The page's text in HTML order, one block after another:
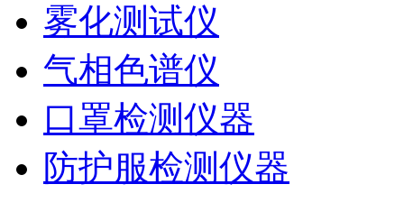
雾化测试仪
气相色谱仪
口罩检测仪器
防护服检测仪器